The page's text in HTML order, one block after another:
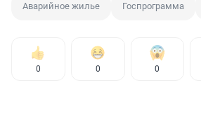
Аварийное жилье Госпрограмма
0 0 0